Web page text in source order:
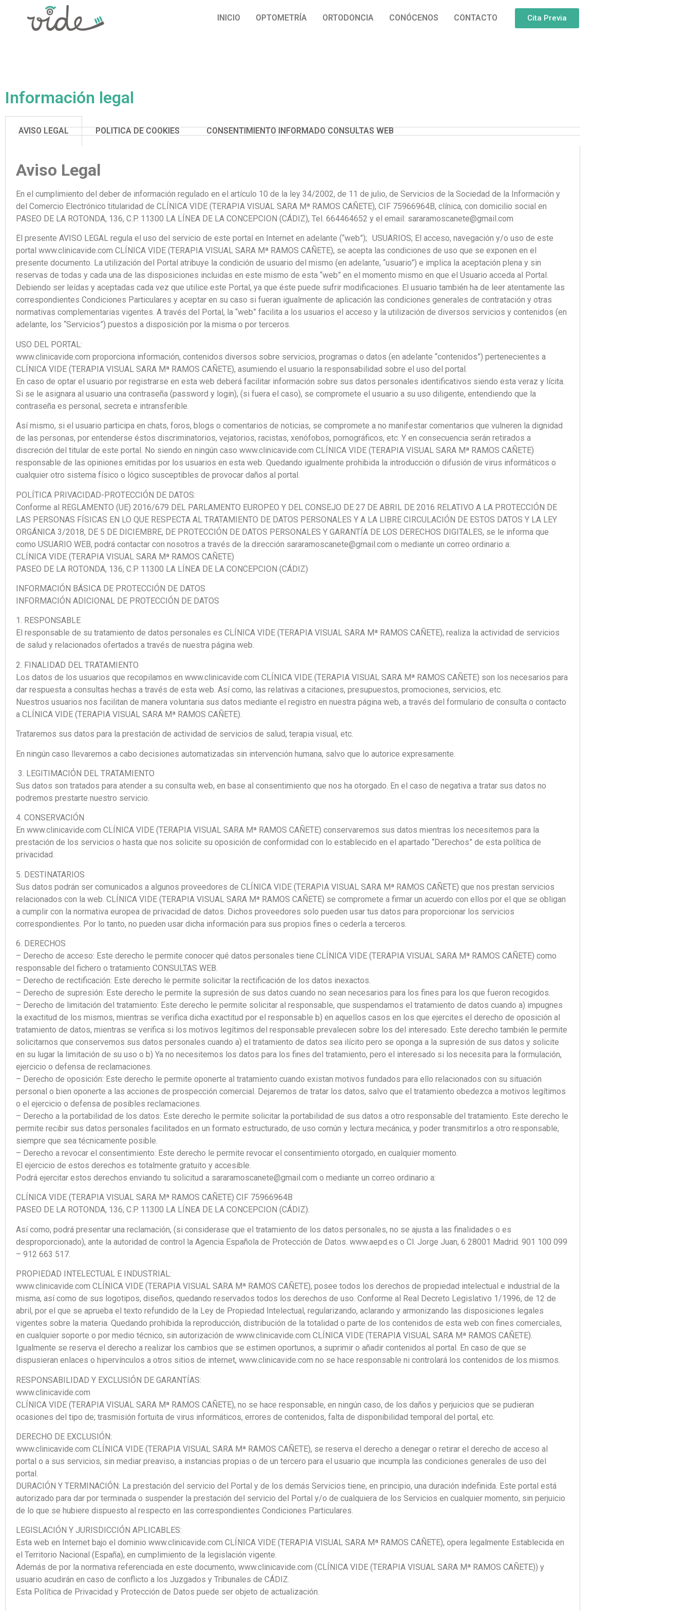
INICIO OPTOMETRÍA ORTODONCIA CONÓCENOS CONTACTO Cita Previa
Información legal
AVISO LEGAL POLITICA DE COOKIES CONSENTIMIENTO INFORMADO CONSULTAS WEB
Aviso Legal
En el cumplimiento del deber de información regulado en el artículo 10 de la ley 34/2002, de 11 de julio, de Servicios de la Sociedad de la Información y
del Comercio Electrónico titularidad de CLÍNICA VIDE (TERAPIA VISUAL SARA Mª RAMOS CAÑETE), CIF 75966964B, clínica, con domicilio social en
PASEO DE LA ROTONDA, 136, C.P. 11300 LA LÍNEA DE LA CONCEPCION (CÁDIZ), Tel. 664464652 y el email: sararamoscanete@gmail.com
El presente AVISO LEGAL regula el uso del servicio de este portal en Internet en adelante (“web”); USUARIOS; El acceso, navegación y/o uso de este
portal www.clinicavide.com CLÍNICA VIDE (TERAPIA VISUAL SARA Mª RAMOS CAÑETE), se acepta las condiciones de uso que se exponen en el
presente documento. La utilización del Portal atribuye la condición de usuario del mismo (en adelante, “usuario”) e implica la aceptación plena y sin
reservas de todas y cada una de las disposiciones incluidas en este mismo de esta “web” en el momento mismo en que el Usuario acceda al Portal.
Debiendo ser leídas y aceptadas cada vez que utilice este Portal, ya que éste puede sufrir modificaciones. El usuario también ha de leer atentamente las
correspondientes Condiciones Particulares y aceptar en su caso si fueran igualmente de aplicación las condiciones generales de contratación y otras
normativas complementarias vigentes. A través del Portal, la “web” facilita a los usuarios el acceso y la utilización de diversos servicios y contenidos (en
adelante, los “Servicios”) puestos a disposición por la misma o por terceros.
USO DEL PORTAL:
www.clinicavide.com proporciona información, contenidos diversos sobre servicios, programas o datos (en adelante “contenidos”) pertenecientes a
CLÍNICA VIDE (TERAPIA VISUAL SARA Mª RAMOS CAÑETE), asumiendo el usuario la responsabilidad sobre el uso del portal.
En caso de optar el usuario por registrarse en esta web deberá facilitar información sobre sus datos personales identificativos siendo esta veraz y lícita.
Si se le asignara al usuario una contraseña (password y login), (si fuera el caso), se compromete el usuario a su uso diligente, entendiendo que la
contraseña es personal, secreta e intransferible.
Así mismo, si el usuario participa en chats, foros, blogs o comentarios de noticias, se compromete a no manifestar comentarios que vulneren la dignidad
de las personas, por entenderse éstos discriminatorios, vejatorios, racistas, xenófobos, pornográficos, etc. Y en consecuencia serán retirados a
discreción del titular de este portal. No siendo en ningún caso www.clinicavide.com CLÍNICA VIDE (TERAPIA VISUAL SARA Mª RAMOS CAÑETE)
responsable de las opiniones emitidas por los usuarios en esta web. Quedando igualmente prohibida la introducción o difusión de virus informáticos o
cualquier otro sistema físico o lógico susceptibles de provocar daños al portal.
POLÍTICA PRIVACIDAD-PROTECCIÓN DE DATOS:
Conforme al REGLAMENTO (UE) 2016/679 DEL PARLAMENTO EUROPEO Y DEL CONSEJO DE 27 DE ABRIL DE 2016 RELATIVO A LA PROTECCIÓN DE
LAS PERSONAS FÍSICAS EN LO QUE RESPECTA AL TRATAMIENTO DE DATOS PERSONALES Y A LA LIBRE CIRCULACIÓN DE ESTOS DATOS Y LA LEY
ORGÁNICA 3/2018, DE 5 DE DICIEMBRE, DE PROTECCIÓN DE DATOS PERSONALES Y GARANTÍA DE LOS DERECHOS DIGITALES, se le informa que
como USUARIO WEB, podrá contactar con nosotros a través de la dirección sararamoscanete@gmail.com o mediante un correo ordinario a:
CLÍNICA VIDE (TERAPIA VISUAL SARA Mª RAMOS CAÑETE)
PASEO DE LA ROTONDA, 136, C.P. 11300 LA LÍNEA DE LA CONCEPCION (CÁDIZ)
INFORMACIÓN BÁSICA DE PROTECCIÓN DE DATOS
INFORMACIÓN ADICIONAL DE PROTECCIÓN DE DATOS
1. RESPONSABLE
El responsable de su tratamiento de datos personales es CLÍNICA VIDE (TERAPIA VISUAL SARA Mª RAMOS CAÑETE), realiza la actividad de servicios
de salud y relacionados ofertados a través de nuestra página web.
2. FINALIDAD DEL TRATAMIENTO
Los datos de los usuarios que recopilamos en www.clinicavide.com CLÍNICA VIDE (TERAPIA VISUAL SARA Mª RAMOS CAÑETE) son los necesarios para
dar respuesta a consultas hechas a través de esta web. Así como, las relativas a citaciones, presupuestos, promociones, servicios, etc.
Nuestros usuarios nos facilitan de manera voluntaria sus datos mediante el registro en nuestra página web, a través del formulario de consulta o contacto
a CLÍNICA VIDE (TERAPIA VISUAL SARA Mª RAMOS CAÑETE).
Trataremos sus datos para la prestación de actividad de servicios de salud, terapia visual, etc.
En ningún caso llevaremos a cabo decisiones automatizadas sin intervención humana, salvo que lo autorice expresamente.
3. LEGITIMACIÓN DEL TRATAMIENTO
Sus datos son tratados para atender a su consulta web, en base al consentimiento que nos ha otorgado. En el caso de negativa a tratar sus datos no
podremos prestarte nuestro servicio.
4. CONSERVACIÓN
En www.clinicavide.com CLÍNICA VIDE (TERAPIA VISUAL SARA Mª RAMOS CAÑETE) conservaremos sus datos mientras los necesitemos para la
prestación de los servicios o hasta que nos solicite su oposición de conformidad con lo establecido en el apartado “Derechos” de esta política de
privacidad.
5. DESTINATARIOS
Sus datos podrán ser comunicados a algunos proveedores de CLÍNICA VIDE (TERAPIA VISUAL SARA Mª RAMOS CAÑETE) que nos prestan servicios
relacionados con la web. CLÍNICA VIDE (TERAPIA VISUAL SARA Mª RAMOS CAÑETE) se compromete a firmar un acuerdo con ellos por el que se obligan
a cumplir con la normativa europea de privacidad de datos. Dichos proveedores solo pueden usar tus datos para proporcionar los servicios
correspondientes. Por lo tanto, no pueden usar dicha información para sus propios fines o cederla a terceros.
6. DERECHOS
– Derecho de acceso: Este derecho le permite conocer qué datos personales tiene CLÍNICA VIDE (TERAPIA VISUAL SARA Mª RAMOS CAÑETE) como
responsable del fichero o tratamiento CONSULTAS WEB.
– Derecho de rectificación: Este derecho le permite solicitar la rectificación de los datos inexactos.
– Derecho de supresión: Este derecho le permite la supresión de sus datos cuando no sean necesarios para los fines para los que fueron recogidos.
– Derecho de limitación del tratamiento: Este derecho le permite solicitar al responsable, que suspendamos el tratamiento de datos cuando a) impugnes
la exactitud de los mismos, mientras se verifica dicha exactitud por el responsable b) en aquellos casos en los que ejercites el derecho de oposición al
tratamiento de datos, mientras se verifica si los motivos legítimos del responsable prevalecen sobre los del interesado. Este derecho también le permite
solicitarnos que conservemos sus datos personales cuando a) el tratamiento de datos sea ilícito pero se oponga a la supresión de sus datos y solicite
en su lugar la limitación de su uso o b) Ya no necesitemos los datos para los fines del tratamiento, pero el interesado si los necesita para la formulación,
ejercicio o defensa de reclamaciones.
– Derecho de oposición: Este derecho le permite oponerte al tratamiento cuando existan motivos fundados para ello relacionados con su situación
personal o bien oponerte a las acciones de prospección comercial. Dejaremos de tratar los datos, salvo que el tratamiento obedezca a motivos legítimos
o el ejercicio o defensa de posibles reclamaciones.
– Derecho a la portabilidad de los datos: Este derecho le permite solicitar la portabilidad de sus datos a otro responsable del tratamiento. Este derecho le
permite recibir sus datos personales facilitados en un formato estructurado, de uso común y lectura mecánica, y poder transmitirlos a otro responsable,
siempre que sea técnicamente posible.
– Derecho a revocar el consentimiento: Este derecho le permite revocar el consentimiento otorgado, en cualquier momento.
El ejercicio de estos derechos es totalmente gratuito y accesible.
Podrá ejercitar estos derechos enviando tu solicitud a sararamoscanete@gmail.com o mediante un correo ordinario a:
CLÍNICA VIDE (TERAPIA VISUAL SARA Mª RAMOS CAÑETE) CIF 75966964B
PASEO DE LA ROTONDA, 136, C.P. 11300 LA LÍNEA DE LA CONCEPCION (CÁDIZ).
Así como, podrá presentar una reclamación, (si considerase que el tratamiento de los datos personales, no se ajusta a las finalidades o es
desproporcionado), ante la autoridad de control la Agencia Española de Protección de Datos. www.aepd.es o Cl. Jorge Juan, 6 28001 Madrid. 901 100 099
– 912 663 517.
PROPIEDAD INTELECTUAL E INDUSTRIAL:
www.clinicavide.com CLÍNICA VIDE (TERAPIA VISUAL SARA Mª RAMOS CAÑETE), posee todos los derechos de propiedad intelectual e industrial de la
misma, así como de sus logotipos, diseños, quedando reservados todos los derechos de uso. Conforme al Real Decreto Legislativo 1/1996, de 12 de
abril, por el que se aprueba el texto refundido de la Ley de Propiedad Intelectual, regularizando, aclarando y armonizando las disposiciones legales
vigentes sobre la materia. Quedando prohibida la reproducción, distribución de la totalidad o parte de los contenidos de esta web con fines comerciales,
en cualquier soporte o por medio técnico, sin autorización de www.clinicavide.com CLÍNICA VIDE (TERAPIA VISUAL SARA Mª RAMOS CAÑETE).
Igualmente se reserva el derecho a realizar los cambios que se estimen oportunos, a suprimir o añadir contenidos al portal. En caso de que se
dispusieran enlaces o hipervínculos a otros sitios de internet, www.clinicavide.com no se hace responsable ni controlará los contenidos de los mismos.
RESPONSABILIDAD Y EXCLUSIÓN DE GARANTÍAS:
www.clinicavide.com
CLÍNICA VIDE (TERAPIA VISUAL SARA Mª RAMOS CAÑETE), no se hace responsable, en ningún caso, de los daños y perjuicios que se pudieran
ocasiones del tipo de; trasmisión fortuita de virus informáticos, errores de contenidos, falta de disponibilidad temporal del portal, etc.
DERECHO DE EXCLUSIÓN:
www.clinicavide.com CLÍNICA VIDE (TERAPIA VISUAL SARA Mª RAMOS CAÑETE), se reserva el derecho a denegar o retirar el derecho de acceso al
portal o a sus servicios, sin mediar preaviso, a instancias propias o de un tercero para el usuario que incumpla las condiciones generales de uso del
portal.
DURACIÓN Y TERMINACIÓN: La prestación del servicio del Portal y de los demás Servicios tiene, en principio, una duración indefinida. Este portal está
autorizado para dar por terminada o suspender la prestación del servicio del Portal y/o de cualquiera de los Servicios en cualquier momento, sin perjuicio
de lo que se hubiere dispuesto al respecto en las correspondientes Condiciones Particulares.
LEGISLACIÓN Y JURISDICCIÓN APLICABLES:
Esta web en Internet bajo el dominio www.clinicavide.com CLÍNICA VIDE (TERAPIA VISUAL SARA Mª RAMOS CAÑETE), opera legalmente Establecida en
el Territorio Nacional (España), en cumplimiento de la legislación vigente.
Además de por la normativa referenciada en este documento, www.clinicavide.com (CLÍNICA VIDE (TERAPIA VISUAL SARA Mª RAMOS CAÑETE)) y
usuario acudirán en caso de conflicto a los Juzgados y Tribunales de CÁDIZ.
Esta Política de Privacidad y Protección de Datos puede ser objeto de actualización.